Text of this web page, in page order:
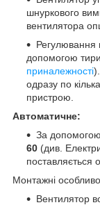
шнуркового
вентилятора
Регулювання
допомогою
приналежності
одразу по
пристрою.
Автоматичне:
За допомогою
60 (див.
поставляється
Монтажні
Вентилятор